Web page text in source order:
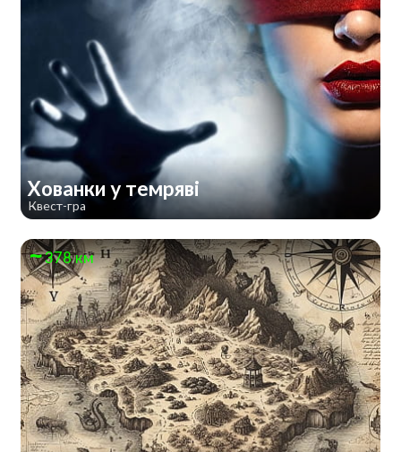
Хованки у темряві
Квест-гра
378 км